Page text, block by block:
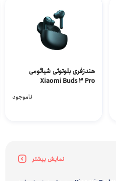
هندزفری بلوتوثی شیائومی
Xiaomi Buds 3 Pro
ناموجود
نمایش بیشتر